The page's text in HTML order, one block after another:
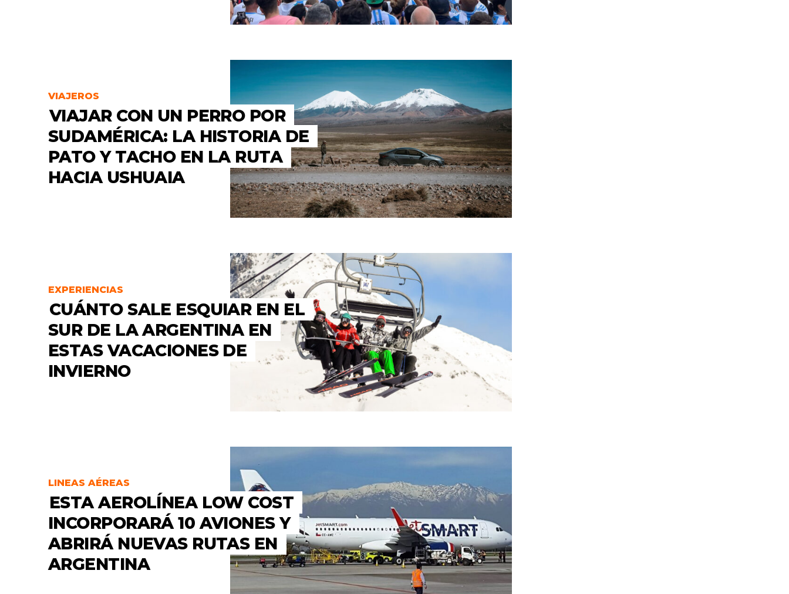
VIAJEROS
VIAJAR CON UN PERRO POR
SUDAMÉRICA: LA HISTORIA DE
PATO Y TACHO EN LA RUTA
HACIA USHUAIA
EXPERIENCIAS
CUÁNTO SALE ESQUIAR EN EL
SUR DE LA ARGENTINA EN
ESTAS VACACIONES DE
INVIERNO
LINEAS AÉREAS
ESTA AEROLÍNEA LOW COST
INCORPORARÁ 10 AVIONES Y
ABRIRÁ NUEVAS RUTAS EN
ARGENTINA